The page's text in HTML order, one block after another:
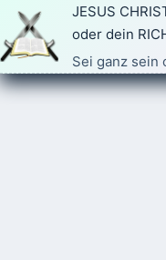
Zum
Inhalt
springen
JESUS
oder dein
Sei ganz sein